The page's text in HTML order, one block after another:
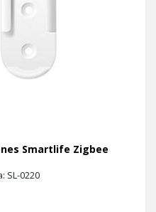
Smartlife Zigbee
SL-0220